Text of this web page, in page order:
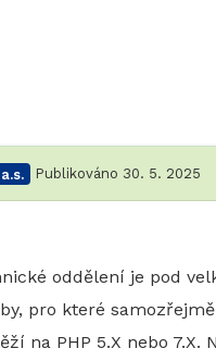
Publikováno 30. 5. 2025
oddělení je pod
pro které
na PHP 5.X nebo